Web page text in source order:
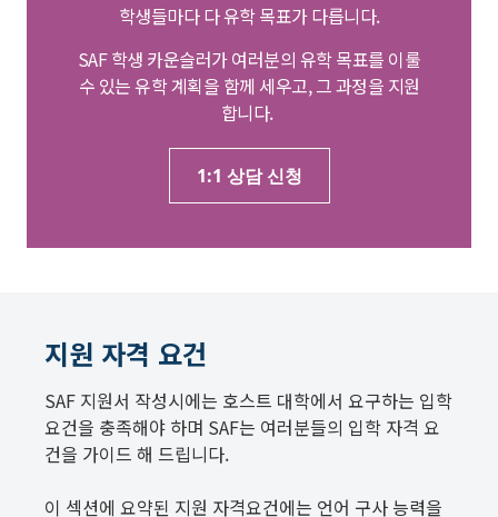
학생들마다 다 유학 목표가 다릅니다.
SAF 학생 카운슬러가 여러분의 유학 목표를 이룰
수 있는 유학 계획을 함께 세우고, 그 과정을 지원
합니다.
1:1 상담 신청
지원 자격 요건
SAF 지원서 작성시에는 호스트 대학에서 요구하는 입학
요건을 충족해야 하며 SAF는 여러분들의 입학 자격 요
건을 가이드 해 드립니다.
이 섹션에 요약된 지원 자격요건에는 언어 구사 능력을